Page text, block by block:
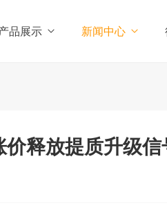
品展示 新闻中心
释放提质升级信